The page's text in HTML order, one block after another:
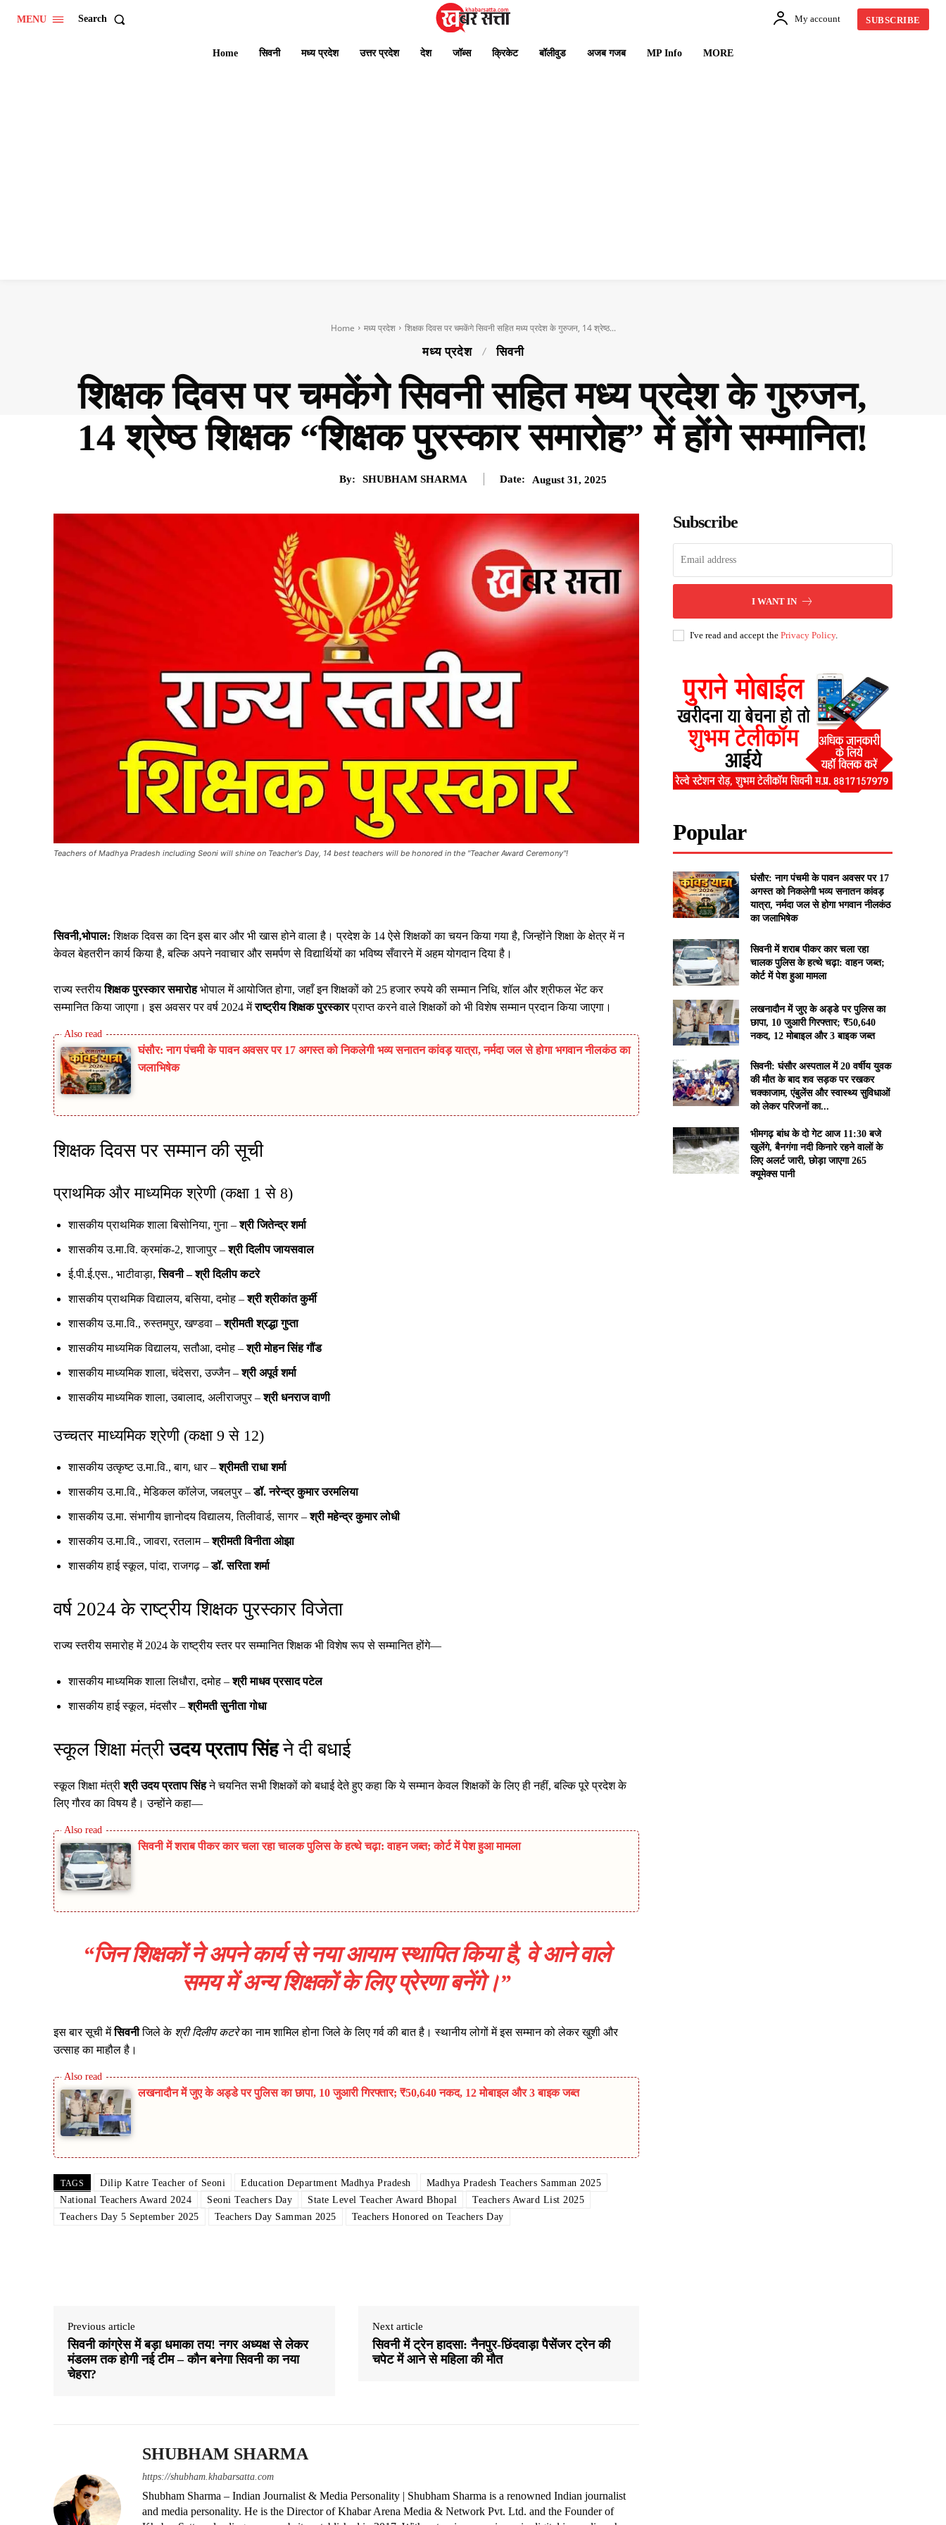
MENU Search My account SUBSCRIBE
Home सिवनी मध्य प्रदेश उत्तर प्रदेश देश जॉब्स क्रिकेट बॉलीवुड अजब गजब MP Info MORE
Home मध्य प्रदेश शिक्षक दिवस पर चमकेंगे सिवनी सहित मध्य प्रदेश के गुरुजन, 14 श्रेष्ठ...
मध्य प्रदेश सिवनी
शिक्षक दिवस पर चमकेंगे सिवनी सहित मध्य प्रदेश के गुरुजन,
14 श्रेष्ठ शिक्षक “शिक्षक पुरस्कार समारोह” में होंगे सम्मानित!
By: SHUBHAM SHARMA Date: August 31, 2025
Teachers of Madhya Pradesh including Seoni will shine on Teacher's Day, 14 best teachers will be honored in the "Teacher Award Ceremony"!
सिवनी,भोपाल: शिक्षक दिवस का दिन इस बार और भी खास होने वाला है। प्रदेश के 14 ऐसे शिक्षकों का चयन किया गया है, जिन्होंने शिक्षा के क्षेत्र में न
केवल बेहतरीन कार्य किया है, बल्कि अपने नवाचार और समर्पण से विद्यार्थियों का भविष्य सँवारने में अहम योगदान दिया है।
राज्य स्तरीयशिक्षक पुरस्कार समारोहभोपाल में आयोजित होगा, जहाँ इन शिक्षकों को 25 हजार रुपये की सम्मान निधि, शॉल और श्रीफल भेंट कर
सम्मानित किया जाएगा। इस अवसर पर वर्ष 2024 मेंराष्ट्रीय शिक्षक पुरस्कारप्राप्त करने वाले शिक्षकों को भी विशेष सम्मान प्रदान किया जाएगा।
घंसौर: नाग पंचमी के पावन अवसर पर 17 अगस्त को निकलेगी भव्य सनातन कांवड़ यात्रा, नर्मदा जल से होगा भगवान नीलकंठ का
जलाभिषेक
शिक्षक दिवस पर सम्मान की सूची
प्राथमिक और माध्यमिक श्रेणी (कक्षा 1 से 8)
शासकीय प्राथमिक शाला बिसोनिया, गुना –श्री जितेन्द्र शर्मा
शासकीय उ.मा.वि. क्रमांक-2, शाजापुर –श्री दिलीप जायसवाल
ई.पी.ई.एस., भाटीवाड़ा,सिवनी – श्री दिलीप कटरे
शासकीय प्राथमिक विद्यालय, बसिया, दमोह –श्री श्रीकांत कुर्मी
शासकीय उ.मा.वि., रुस्तमपुर, खण्डवा –श्रीमती श्रद्धा गुप्ता
शासकीय माध्यमिक विद्यालय, सतौआ, दमोह –श्री मोहन सिंह गौंड
शासकीय माध्यमिक शाला, चंदेसरा, उज्जैन –श्री अपूर्व शर्मा
शासकीय माध्यमिक शाला, उबालाद, अलीराजपुर –श्री धनराज वाणी
उच्चतर माध्यमिक श्रेणी (कक्षा 9 से 12)
शासकीय उत्कृष्ट उ.मा.वि., बाग, धार –श्रीमती राधा शर्मा
शासकीय उ.मा.वि., मेडिकल कॉलेज, जबलपुर –डॉ. नरेन्द्र कुमार उरमलिया
शासकीय उ.मा. संभागीय ज्ञानोदय विद्यालय, तिलीवार्ड, सागर –श्री महेन्द्र कुमार लोधी
शासकीय उ.मा.वि., जावरा, रतलाम –श्रीमती विनीता ओझा
शासकीय हाई स्कूल, पांदा, राजगढ़ –डॉ. सरिता शर्मा
वर्ष 2024 के राष्ट्रीय शिक्षक पुरस्कार विजेता
राज्य स्तरीय समारोह में 2024 के राष्ट्रीय स्तर पर सम्मानित शिक्षक भी विशेष रूप से सम्मानित होंगे—
शासकीय माध्यमिक शाला लिधौरा, दमोह –श्री माधव प्रसाद पटेल
शासकीय हाई स्कूल, मंदसौर –श्रीमती सुनीता गोधा
स्कूल शिक्षा मंत्रीउदय प्रताप सिंहने दी बधाई
स्कूल शिक्षा मंत्रीश्री उदय प्रताप सिंहने चयनित सभी शिक्षकों को बधाई देते हुए कहा कि ये सम्मान केवल शिक्षकों के लिए ही नहीं, बल्कि पूरे प्रदेश के
लिए गौरव का विषय है। उन्होंने कहा—
सिवनी में शराब पीकर कार चला रहा चालक पुलिस के हत्थे चढ़ा: वाहन जब्त; कोर्ट में पेश हुआ मामला
“जिन शिक्षकों ने अपने कार्य से नया आयाम स्थापित किया है, वे आने वाले
समय में अन्य शिक्षकों के लिए प्रेरणा बनेंगे।”
इस बार सूची मेंसिवनीजिले के श्री दिलीप कटरेका नाम शामिल होना जिले के लिए गर्व की बात है। स्थानीय लोगों में इस सम्मान को लेकर खुशी और
उत्साह का माहौल है।
लखनादौन में जुए के अड्डे पर पुलिस का छापा, 10 जुआरी गिरफ्तार; ₹50,640 नकद, 12 मोबाइल और 3 बाइक जब्त
TAGS Dilip Katre Teacher of Seoni Education Department Madhya Pradesh
Madhya Pradesh Teachers Samman 2025
National Teachers Award 2024
Seoni Teachers Day State Level Teacher Award Bhopal
Teachers Award List 2025
Teachers Day 5 September 2025
Teachers Day Samman 2025 Teachers Honored on Teachers Day
Previous article
सिवनी कांग्रेस में बड़ा धमाका तय! नगर अध्यक्ष से लेकर
मंडलम तक होगी नई टीम – कौन बनेगा सिवनी का नया
चेहरा?
Next article
सिवनी में ट्रेन हादसा: नैनपुर-छिंदवाड़ा पैसेंजर ट्रेन की
चपेट में आने से महिला की मौत
SHUBHAM SHARMA
https://shubham.khabarsatta.com
Shubham Sharma – Indian Journalist & Media Personality | Shubham Sharma is a renowned Indian journalist
and media personality. He is the Director of Khabar Arena Media & Network Pvt. Ltd. and the Founder of
Subscribe
I WANT IN
I've read and accept thePrivacy Policy.
Popular
घंसौर: नाग पंचमी के पावन अवसर पर 17
अगस्त को निकलेगी भव्य सनातन कांवड़
यात्रा, नर्मदा जल से होगा भगवान नीलकंठ
का जलाभिषेक
सिवनी में शराब पीकर कार चला रहा
चालक पुलिस के हत्थे चढ़ा: वाहन जब्त;
कोर्ट में पेश हुआ मामला
लखनादौन में जुए के अड्डे पर पुलिस का
छापा, 10 जुआरी गिरफ्तार; ₹50,640
नकद, 12 मोबाइल और 3 बाइक जब्त
सिवनी: घंसौर अस्पताल में 20 वर्षीय युवक
की मौत के बाद शव सड़क पर रखकर
चक्काजाम, एंबुलेंस और स्वास्थ्य सुविधाओं
को लेकर परिजनों का...
भीमगढ़ बांध के दो गेट आज 11:30 बजे
खुलेंगे, बैनगंगा नदी किनारे रहने वालों के
लिए अलर्ट जारी, छोड़ा जाएगा 265
क्यूमेक्स पानी